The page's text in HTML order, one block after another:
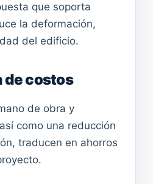
que soporta
la deformación,
del edificio.
de costos
de obra y
como una reducción
traducen en ahorros